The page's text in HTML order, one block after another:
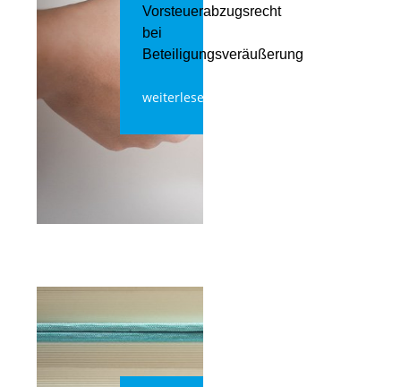
Vorsteuerabzugsrecht
bei
Beteiligungsveräußerung
weiterlesen